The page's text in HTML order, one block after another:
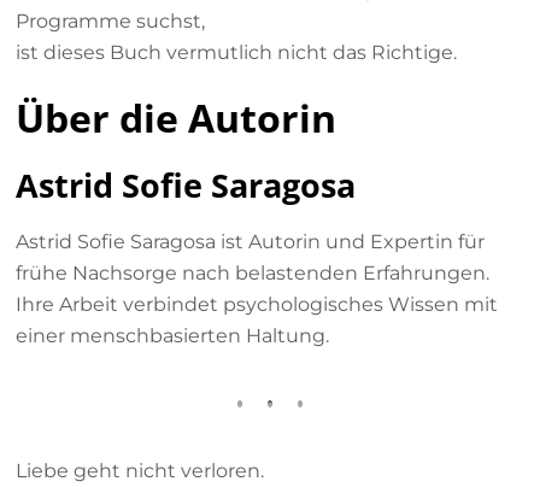
Programme suchst,
ist dieses Buch vermutlich nicht das Richtige.
Über die Autorin
Astrid Sofie Saragosa
Astrid Sofie Saragosa ist Autorin und Expertin für
frühe Nachsorge nach belastenden Erfahrungen.
Ihre Arbeit verbindet psychologisches Wissen mit
einer menschbasierten Haltung.
Liebe geht nicht verloren.